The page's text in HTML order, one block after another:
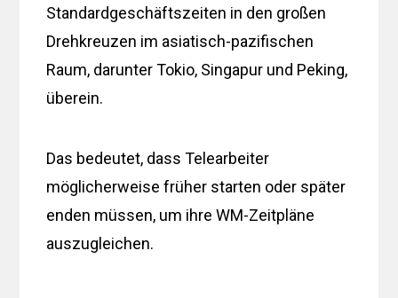
Standardgeschäftszeiten in den großen
Drehkreuzen im asiatisch-pazifischen
Raum, darunter Tokio, Singapur und Peking,
überein.
Das bedeutet, dass Telearbeiter
möglicherweise früher starten oder später
enden müssen, um ihre WM-Zeitpläne
auszugleichen.